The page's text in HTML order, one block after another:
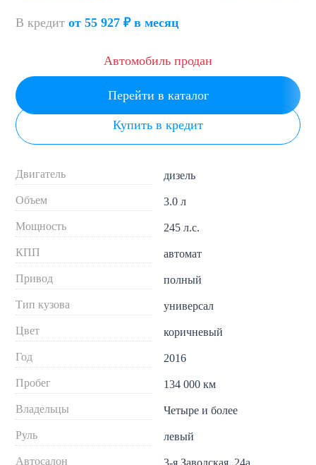
В кредит от 55 927 ₽ в месяц
Автомобиль продан
Перейти в каталог
Купить в кредит
Двигатель дизель
Объем 3.0 л
Мощность 245 л.с.
КПП автомат
Привод полный
Тип кузова универсал
Цвет коричневый
Год 2016
Пробег 134 000 км
Владельцы Четыре и более
Руль левый
Автосалон